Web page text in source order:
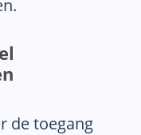
de toegang